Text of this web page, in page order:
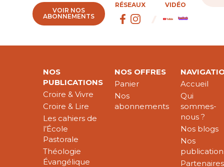
VOIR NOS
ABONNEMENTS
RÉSEAUX VIDÉO
NOS
PUBLICATIONS
Croire & Vivre
Croire & Lire
Les cahiers de
l’École
Pastorale
Théologie
Évangélique
NOS OFFRES
Panier
Nos
abonnements
Accueil
Qui
sommes-
nous ?
Nos blogs
Nos
Partenaires